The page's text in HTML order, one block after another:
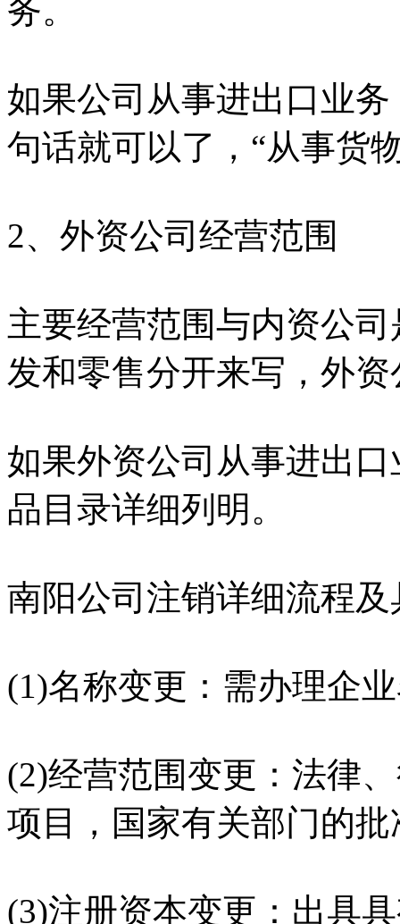
务。
如果公司从事进出口业
句话就可以了，“从事货
2、外资公司经营范围
主要经营范围与内资公
发和零售分开来写，外
如果外资公司从事进出
品目录详细列明。
南阳公司注销详细流程
(1)名称变更：需办理企
(2)经营范围变更：法律
项目，国家有关部门的批
(3)注册资本变更：出具